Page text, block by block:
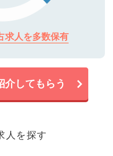
求人を多数保有
介してもらう
人を探す